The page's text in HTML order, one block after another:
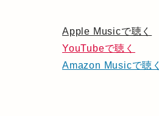
Apple Musicで聴く
YouTubeで聴く
Amazon Musicで聴く